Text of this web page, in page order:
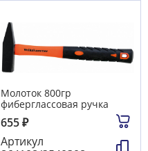
Молоток 800гр
фиберглассовая ручка
655₽
Артикул